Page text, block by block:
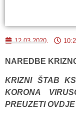
12.03.2020.
NAREDBE
KRIZNI ŠTAB
KORONA
PREUZETI